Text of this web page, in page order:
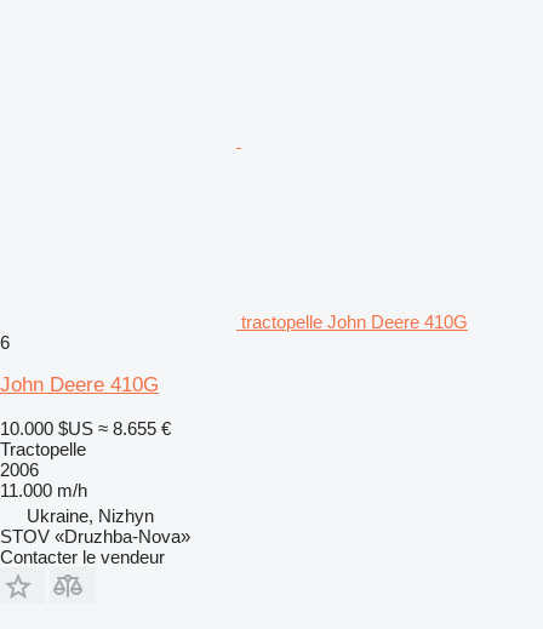
tractopelle John Deere 410G
6
John Deere 410G
10.000 $US ≈ 8.655 €
Tractopelle
2006
11.000 m/h
Ukraine, Nizhyn
STOV «Druzhba-Nova»
Contacter le vendeur